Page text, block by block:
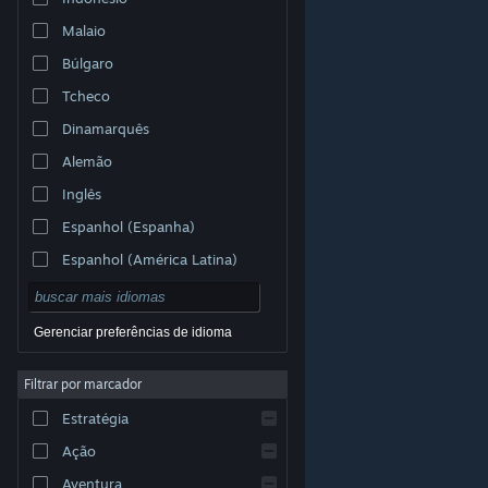
© Valve Corporation. Todos os direitos reservados.
respectivos donos nos EUA e em outros países.
Acessibilidade
Reembolsos|Cookies
Malaio
Búlgaro
Tcheco
Dinamarquês
Alemão
Inglês
Espanhol (Espanha)
Espanhol (América Latina)
Gerenciar preferências de idioma
Filtrar por marcador
Estratégia
Ação
Aventura